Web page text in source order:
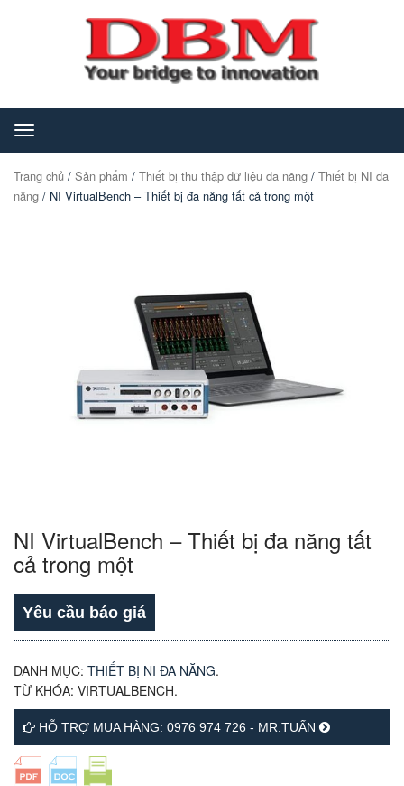
Toggle
navigation
Trang chủ / Sản phẩm / Thiết bị thu thập dữ liệu đa năng / Thiết bị NI đa
năng / NI VirtualBench – Thiết bị đa năng tất cả trong một
NI VirtualBench – Thiết bị đa năng tất
cả trong một
Yêu cầu báo giá
DANH MỤC: THIẾT BỊ NI ĐA NĂNG.
TỪ KHÓA: VIRTUALBENCH.
HỖ TRỢ MUA HÀNG: 0976 974 726 - MR.TUẤN